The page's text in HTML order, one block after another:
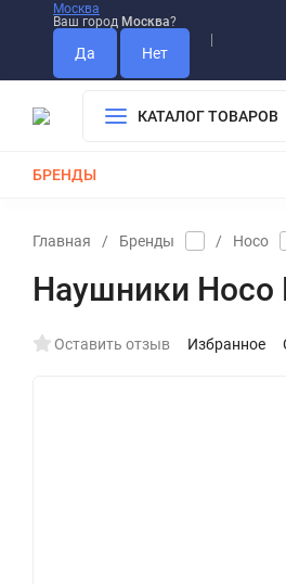
Москва
Ваш город Москва?
КАТАЛОГ ТОВАРОВ
БРЕНДЫ
Главная / Бренды / Hoco
Наушники Hoco
Оставить отзыв Избранное